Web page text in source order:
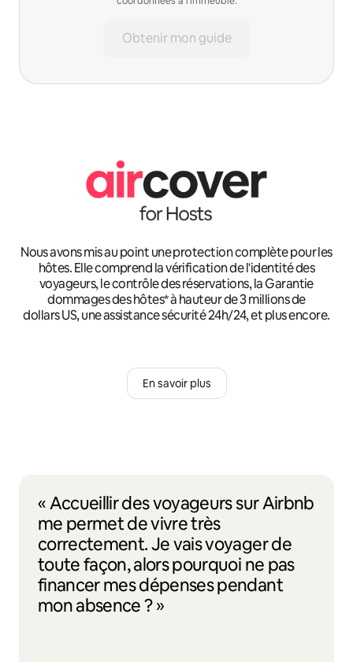
Obtenir mon guide
Nous avons mis au point une protection complète pour les
hôtes. Elle comprend la vérification de l'identité des
voyageurs, le contrôle des réservations, la Garantie
dommages des hôtes* à hauteur de 3 millions de
dollars US, une assistance sécurité 24h/24, et plus encore.
En savoir plus
« Accueillir des voyageurs sur Airbnb
me permet de vivre très
correctement. Je vais voyager de
toute façon, alors pourquoi ne pas
financer mes dépenses pendant
mon absence ? »